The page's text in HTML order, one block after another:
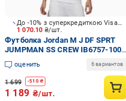
1 070.10 ₴/шт.
До -10% з суперкредиткою Visa Вигода
Футболка Jordan M J DF SPRT
JUMPMAN SS CREW IB6757-100
р.M белый
оценить 6 вариантов
1 699 -510₴
1 189 ₴/шт.